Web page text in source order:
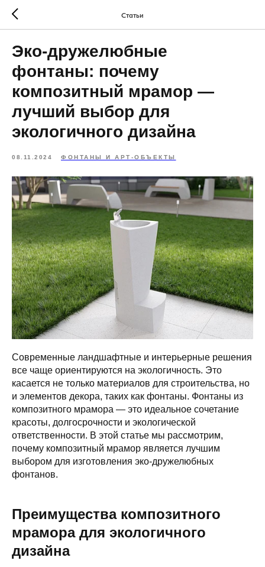
Статьи
Эко-дружелюбные
фонтаны: почему
композитный мрамор —
лучший выбор для
экологичного дизайна
08.11.2024 ФОНТАНЫ И АРТ-ОБЪЕКТЫ
Современные ландшафтные и интерьерные решения
все чаще ориентируются на экологичность. Это
касается не только материалов для строительства, но
и элементов декора, таких как фонтаны. Фонтаны из
композитного мрамора — это идеальное сочетание
красоты, долгосрочности и экологической
ответственности. В этой статье мы рассмотрим,
почему композитный мрамор является лучшим
выбором для изготовления эко-дружелюбных
фонтанов.
Преимущества композитного
мрамора для экологичного
дизайна